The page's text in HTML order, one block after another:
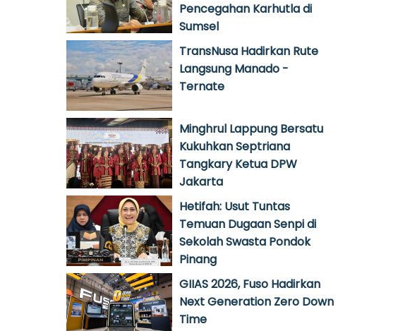
Pencegahan Karhutla di
Sumsel
TransNusa Hadirkan Rute
Langsung Manado -
Ternate
Minghrul Lappung Bersatu
Kukuhkan Septriana
Tangkary Ketua DPW
Jakarta
Hetifah: Usut Tuntas
Temuan Dugaan Senpi di
Sekolah Swasta Pondok
Pinang
GIIAS 2026, Fuso Hadirkan
Next Generation Zero Down
Time